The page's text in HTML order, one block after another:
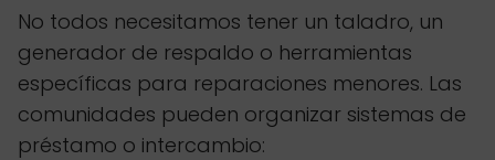
No todos necesitamos tener un taladro, un
generador de respaldo o herramientas
específicas para reparaciones menores. Las
comunidades pueden organizar sistemas de
préstamo o intercambio: